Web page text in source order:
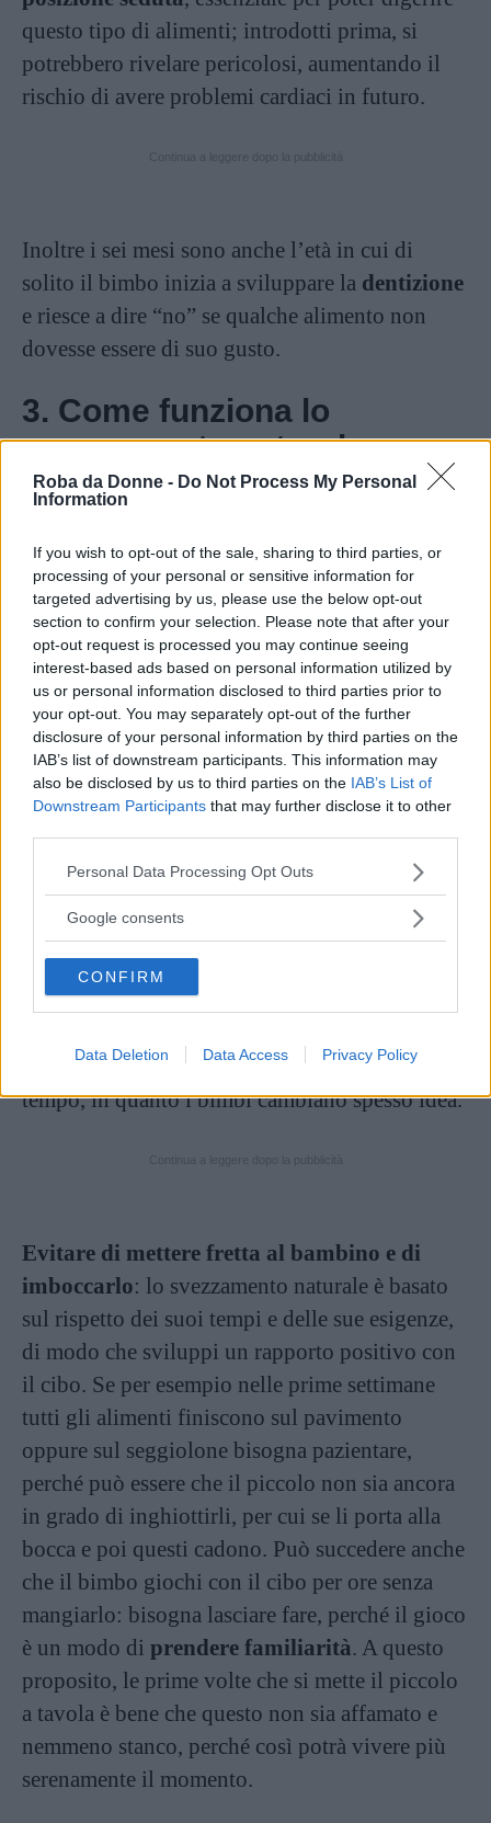
Roba da Donne - Do Not Process My Personal
Information
If you wish to opt-out of the sale, sharing to third parties, or
processing of your personal or sensitive information for
targeted advertising by us, please use the below opt-out
section to confirm your selection. Please note that after your
opt-out request is processed you may continue seeing
interest-based ads based on personal information utilized by
us or personal information disclosed to third parties prior to
your opt-out. You may separately opt-out of the further
disclosure of your personal information by third parties on the
IAB’s list of downstream participants. This information may
also be disclosed by us to third parties on the IAB’s List of
Downstream Participants that may further disclose it to other
Please note that this website/app uses one or more Google
not limited to your visit or usage behaviour. You may click to
use your data for below specified purposes in below Google
consent section.
Personal Data Processing Opt Outs
Google consents
CONFIRM
Data Deletion Data Access Privacy Policy
questo tipo di alimenti; introdotti prima, si
potrebbero rivelare pericolosi, aumentando il
rischio di avere problemi cardiaci in futuro.
Inoltre i sei mesi sono anche l’età in cui di
solito il bimbo inizia a sviluppare la dentizione
e riesce a dire “no” se qualche alimento non
dovesse essere di suo gusto.
3. Come funziona lo
svezzamento naturale
Nello svezzamento naturale, il bambino deve
essere lasciato libero di avvicinarsi al cibo e di
rapportarsi ad esso, assaggiandolo in modo
graduale emanipolandolocon le manine, che
devono essere pulite; all’inizio il cibo saràin
piccole dosie poi si potrà gradualmente
aumentare le quantità, anche in base alle
rifiutato si può provare a riproporlo dopo del
tempo, in quanto i bimbi cambiano spesso idea.
Evitare di mettere fretta al bambino e di
imboccarlo: lo svezzamento naturale è basato
sul rispetto dei suoi tempi e delle sue esigenze,
di modo che sviluppi un rapporto positivo con
il cibo. Se per esempio nelle prime settimane
tutti gli alimenti finiscono sul pavimento
oppure sul seggiolone bisogna pazientare,
perché può essere che il piccolo non sia ancora
in grado di inghiottirli, per cui se li porta alla
bocca e poi questi cadono. Può succedere anche
che il bimbo giochi con il cibo per ore senza
mangiarlo: bisogna lasciare fare, perché il gioco
è un modo di prendere familiarità. A questo
proposito, le prime volte che si mette il piccolo
a tavola è bene che questo non sia affamato e
nemmeno stanco, perché così potrà vivere più
serenamente il momento.